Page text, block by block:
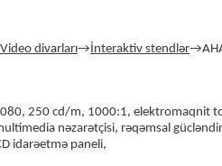
Video divarları→İnteraktiv stendlər→
250 cd/m, 1000:1, elektromaqnit
nəzarətçisi, rəqəmsal
idarəetmə paneli,